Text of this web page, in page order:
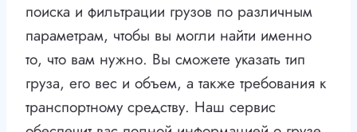
поиска и фильтрации грузов по различным
параметрам, чтобы вы могли найти именно
то, что вам нужно. Вы сможете указать тип
груза, его вес и объем, а также требования к
транспортному средству. Наш сервис